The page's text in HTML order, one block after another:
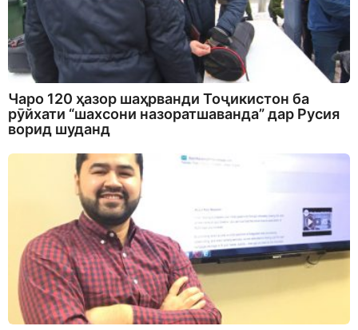
Чаро 120 ҳазор шаҳрванди Тоҷикистон ба
рӯйхати “шахсони назоратшаванда” дар Русия
ворид шуданд